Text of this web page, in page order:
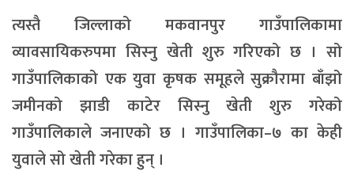
त्यस्तै जिल्लाको मकवानपुर गाउँपालिकामा
व्यावसायिकरुपमा सिस्नु खेती शुरु गरिएको छ । सो
गाउँपालिकाको एक युवा कृषक समूहले सुक्रौरामा बाँझो
जमीनको झाडी काटेर सिस्नु खेती शुरु गरेको
गाउँपालिकाले जनाएको छ । गाउँपालिका–७ का केही
युवाले सो खेती गरेका हुन् ।